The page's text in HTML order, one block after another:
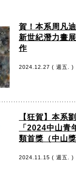
賀！本系周凡
新世紀潛力畫
作
2024.12.27 ( 週五. )
【狂賀】本系
「2024中山青
類首獎（中山獎
2024.11.15 ( 週五. )